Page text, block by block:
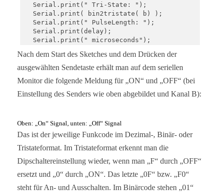
  Serial.print(" Tri-State: ");
  Serial.print( bin2tristate( b) );
  Serial.print(" PulseLength: ");
  Serial.print(delay);
  Serial.print(" microseconds");
  Serial.println(protocol);
  for (unsigned int i=0; i<= length*2; i++) {
    Serial.print(raw[i]);
  Serial.println();
}
  static char returnValue[50];
  int pos = 0;
  while (bin[pos]!='\0' && bin[pos+1]!='\0') {
Nach dem Start des Sketches und dem Drücken der
ausgewählten Sendetaste erhält man auf dem seriellen
Monitor die folgende Meldung für „ON“ und „OFF“ (bei
Einstellung des Senders wie oben abgebildet und Kanal B):
Oben: „On“ Signal, unten: „Off“ Signal
Das ist der jeweilige Funkcode im Dezimal-, Binär- oder
Tristateformat. Im Tristateformat erkennt man die
Dipschaltereinstellung wieder, wenn man „F“ durch „OFF“
ersetzt und „0“ durch „ON“. Das letzte „0F“ bzw. „F0“
steht für An- und Ausschalten. Im Binärcode stehen „01“